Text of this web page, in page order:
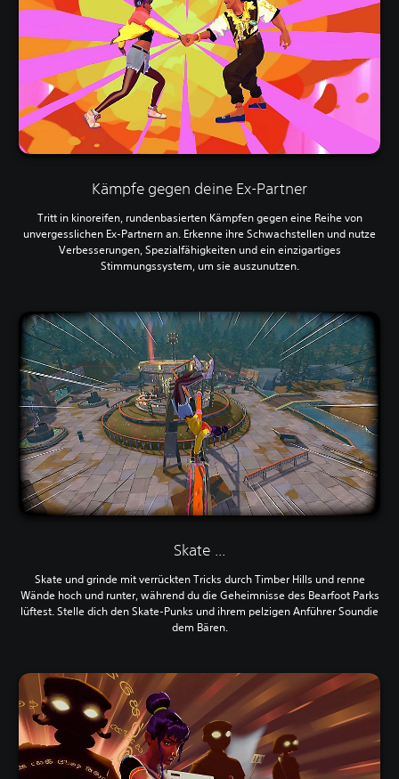
Kämpfe gegen deine Ex-Partner
Tritt in kinoreifen, rundenbasierten Kämpfen gegen eine Reihe von
unvergesslichen Ex-Partnern an. Erkenne ihre Schwachstellen und nutze
Verbesserungen, Spezialfähigkeiten und ein einzigartiges
Stimmungssystem, um sie auszunutzen.
Skate ...
Skate und grinde mit verrückten Tricks durch Timber Hills und renne
Wände hoch und runter, während du die Geheimnisse des Bearfoot Parks
lüftest. Stelle dich den Skate-Punks und ihrem pelzigen Anführer Soundie
dem Bären.